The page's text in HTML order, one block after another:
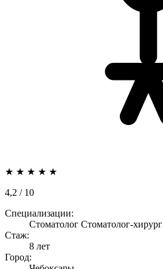
★ ★ ★ ★ ★
4,2 / 10
Специализации:
Стоматолог Стоматолог-хирург
Стаж:
8 лет
Город: